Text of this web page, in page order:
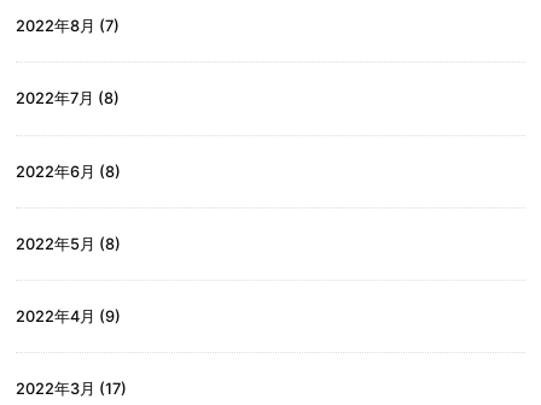
2022年8月 (7)
2022年7月 (8)
2022年6月 (8)
2022年5月 (8)
2022年4月 (9)
2022年3月 (17)